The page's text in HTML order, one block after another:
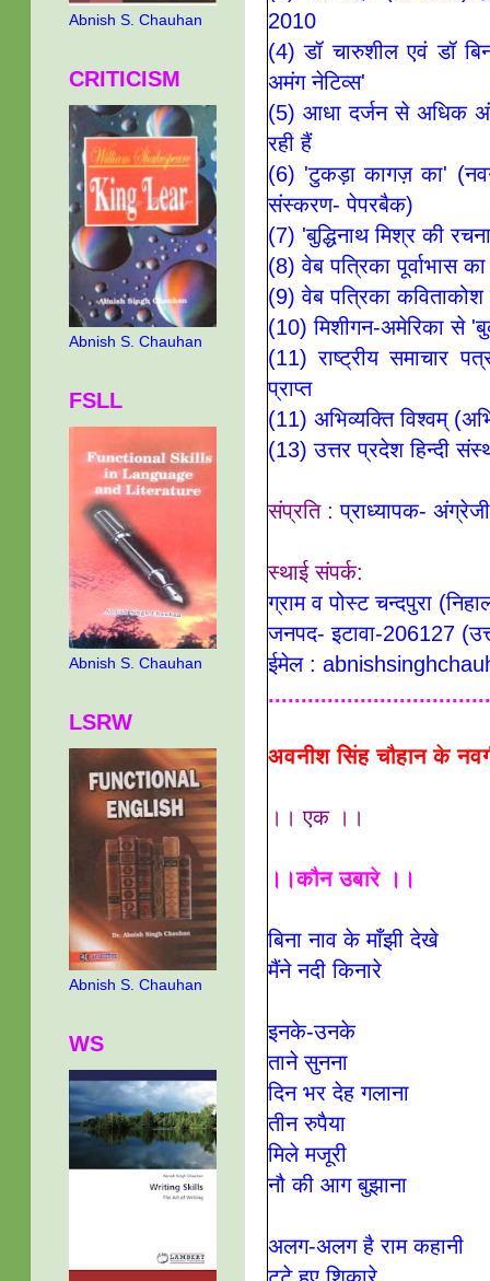
2010
(4) डॉ चारुशील एवं डॉ
अमंग नेटिव्स'
(5) आधा दर्जन से अधिक
रही हैं
(6) 'टुकड़ा कागज़ का'
संस्करण- पेपरबैक)
(7) 'बुद्धिनाथ मिश्र की
(8) वेब पत्रिका पूर्वाभास
(9) वेब पत्रिका कविताकोश
(10) मिशीगन-अमेरिका से
(11) राष्ट्रीय समाचार
प्राप्त
(11) अभिव्यक्ति विश्वम्
(13) उत्तर प्रदेश हिन्दी
संप्रति : प्राध्यापक- अंग्रेजी
स्थाई संपर्क:
ग्राम व पोस्ट चन्दपुरा
जनपद- इटावा-206127
ईमेल :
अवनीश सिंह चौहान के
।। एक ।।
।।कौन उबारे ।।
बिना नाव के माँझी देखे
मैंने नदी किनारे
इनके-उनके
ताने सुनना
दिन भर देह गलाना
तीन रुपैया
मिले मजूरी
नौ की आग बुझाना
अलग-अलग है राम कहानी
Abnish S. Chauhan
CRITICISM
Abnish S. Chauhan
FSLL
Abnish S. Chauhan
LSRW
Abnish S. Chauhan
WS